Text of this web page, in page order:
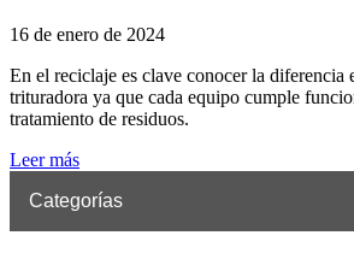
16 de enero de 2024
En el reciclaje es clave conocer la diferencia
trituradora ya que cada equipo cumple
tratamiento de residuos.
Leer más
Categorías